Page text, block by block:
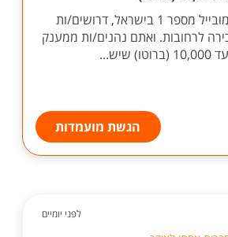
לדינמיקה, רשת המובייל מספר 1 בישראל, דרושים/ות
לרחובות. ואתם נהנים/ות ממענק
הגשת מועמדות
לפני יומיים